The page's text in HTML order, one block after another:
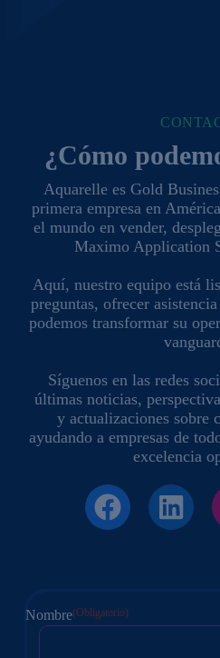
¿Cómo
Aquarelle es Gold
primera empresa en
el mundo en vender,
Maximo Application
Aquí, nuestro equipo está
preguntas, ofrecer
podemos transformar su
Síguenos en las redes
últimas noticias,
y actualizaciones sobre
ayudando a empresas de
excelencia
Nombre(Obligatorio)